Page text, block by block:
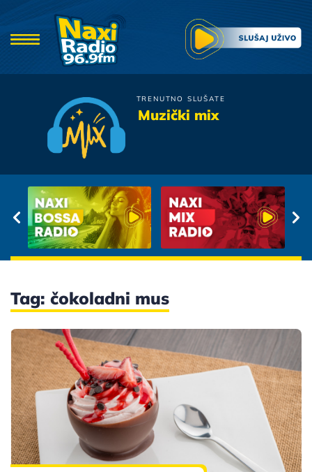
TRENUTNO SLUŠATE
Muzički mixNina Badric
Tag: čokoladni mus